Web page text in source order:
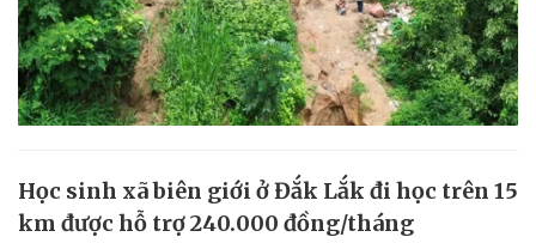
Học sinh xã biên giới ở Đắk Lắk đi học trên 15
km được hỗ trợ 240.000 đồng/tháng